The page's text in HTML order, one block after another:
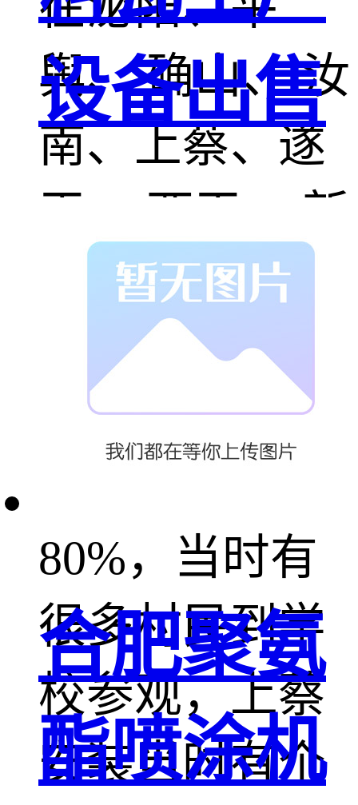
舆、 确山、 汝
南、上蔡、遂
平、 西平、 新
蔡、 正阳等地
的学校改造，
教育系统安装
80%，当时有
很多村民到学
校参观，上蔡
安装当时有个
设备出售
合肥聚氨
酯喷涂机